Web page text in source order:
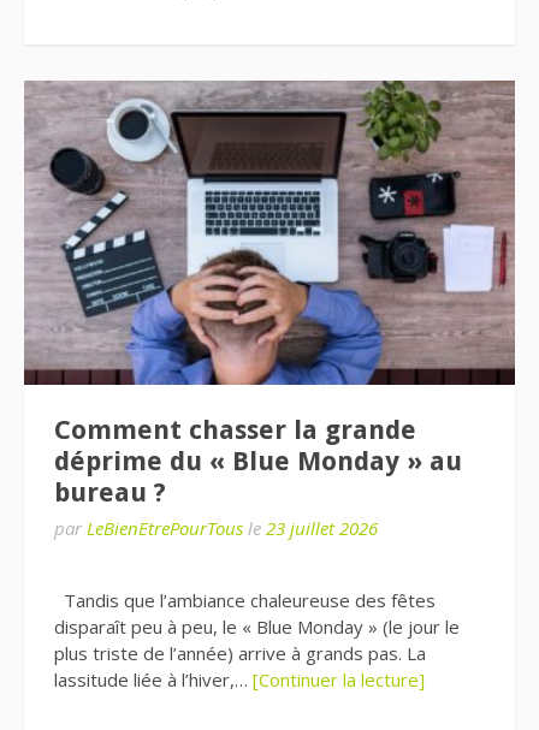
Comment chasser la grande
déprime du « Blue Monday » au
bureau ?
par LeBienEtrePourTous le 23 juillet 2026
Tandis que l’ambiance chaleureuse des fêtes
disparaît peu à peu, le « Blue Monday » (le jour le
plus triste de l’année) arrive à grands pas. La
lassitude liée à l’hiver,… [Continuer la lecture]